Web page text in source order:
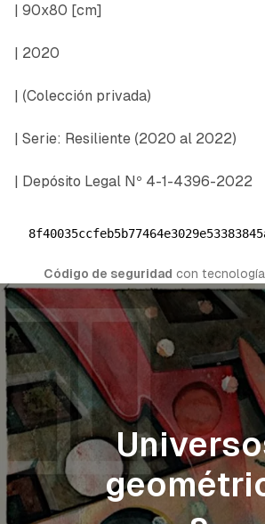
| 90x80 [cm]
| 2020
| (Colección privada)
| Serie: Resiliente (2020 al 2022)
| Depósito Legal Nº 4-1-4396-2022
Código de seguridad con